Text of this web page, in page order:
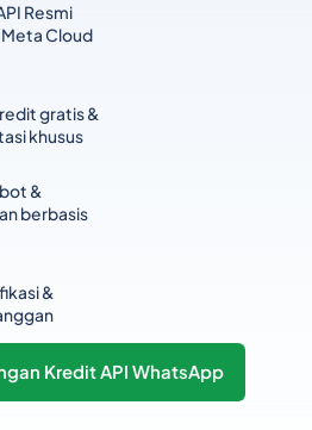
Resmi
Cloud
gratis &
khusus
&
berbasis
&
Kredit API WhatsApp